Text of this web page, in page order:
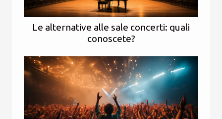
Le alternative alle sale concerti: quali
conoscete?